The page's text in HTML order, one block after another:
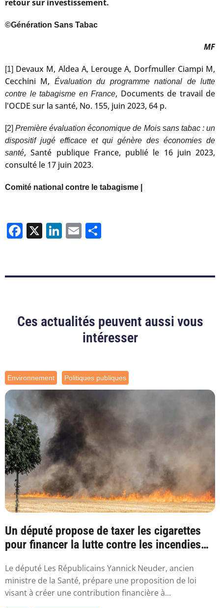
retour sur investissement.
©Génération Sans Tabac
MF
[1] Devaux M, Aldea A, Lerouge A, Dorfmuller Ciampi M,
Cecchini M,
Évaluation du programme national de lutte
contre le tabagisme en France, Documents de travail de
l'OCDE sur la santé, No. 155, juin 2023, 64 p.
[2] Première évaluation économique de Mois sans tabac : un
dispositif jugé efficace et qui génère des économies de
santé, Santé publique France, publié le 16 juin 2023,
consulté le 17 juin 2023.
Comité national contre le tabagisme |
Facebook
X LinkedIn
Email
Ces actualités peuvent aussi vous
intéresser
Environnement Politiques publiques
Un député propose de taxer les cigarettes
pour financer la lutte contre les incendies
Le député Les Républicains Yannick Neuder, ancien
ministre de la Santé, prépare une proposition de loi
visant à créer une contribution financière à...